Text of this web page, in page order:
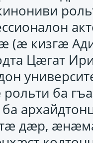
(ӕ кизгӕ
Цӕгат
ба
ба
дӕр,